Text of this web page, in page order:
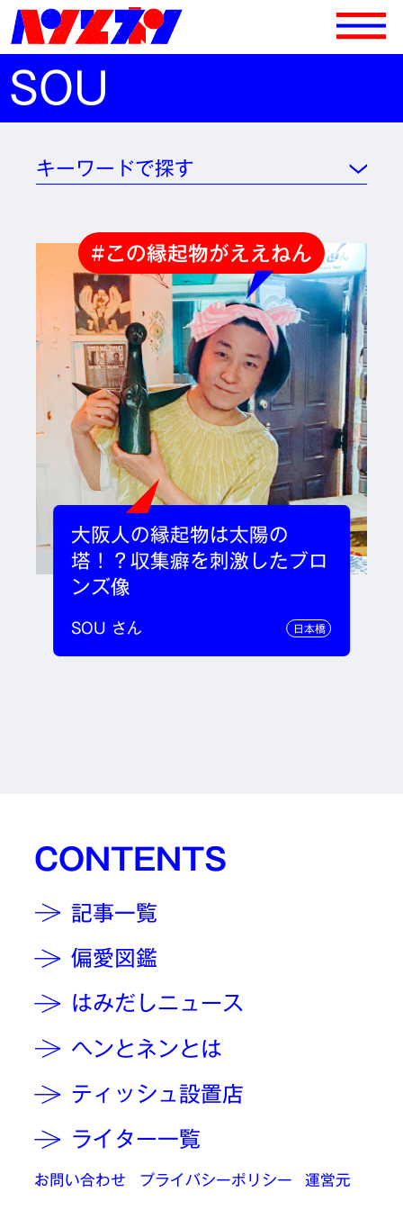
SOU
キーワードで探す
#この縁起物がええねん
大阪人の縁起物は太陽の
塔！？収集癖を刺激したブロ
ンズ像
SOU さん 日本橋
CONTENTS
記事一覧
偏愛図鑑
はみだしニュース
ヘンとネンとは
ティッシュ設置店
ライター一覧
お問い合わせ プライバシーポリシー 運営元